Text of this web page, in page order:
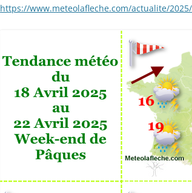
https://www.meteolafleche.com/actualite/